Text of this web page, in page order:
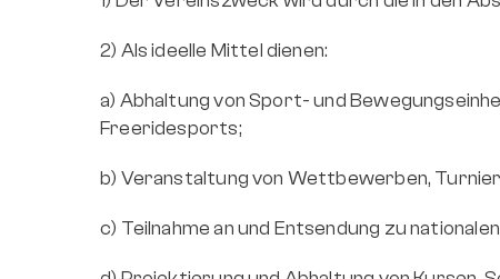
2) Als ideelle Mittel dienen:
a) Abhaltung von Sport- und
Freeridesports;
b) Veranstaltung von Wettbewerben,
c) Teilnahme an und Entsendung zu